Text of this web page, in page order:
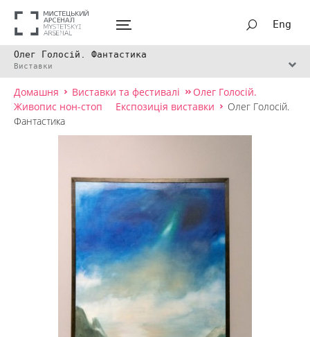
Eng
Олег Голосій. Фантастика
Виставки
Домашня Виставки та фестивалі
Олег Голосій.
Живопис нон-стоп
Експозиція виставки
Олег Голосій.
Фантастика